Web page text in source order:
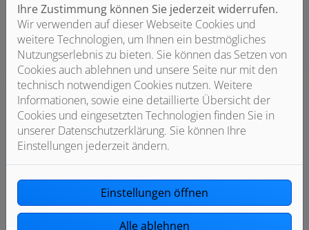
Richter + Frenzel
Ihre Zustimmung können Sie jederzeit widerrufen.
Wir verwenden auf dieser Webseite Cookies und
weitere Technologien, um Ihnen ein bestmögliches
Nutzungserlebnis zu bieten. Sie können das Setzen von
Cookies auch ablehnen und unsere Seite nur mit den
technisch notwendigen Cookies nutzen. Weitere
Informationen, sowie eine detaillierte Übersicht der
Cookies und eingesetzten Technologien finden Sie in
unserer Datenschutzerklärung. Sie können Ihre
Einstellungen jederzeit ändern.
Einstellungen öffnen
Alle ablehnen